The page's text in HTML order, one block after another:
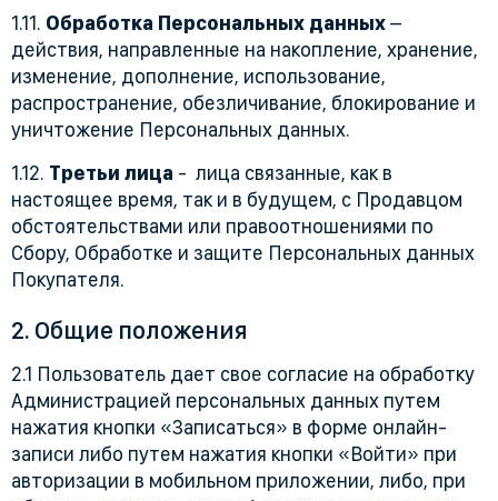
1.11. Обработка Персональных данных–
действия, направленные на накопление, хранение,
изменение, дополнение, использование,
распространение, обезличивание, блокирование и
уничтожение Персональных данных.
1.12. Третьи лица - лица связанные, как в
настоящее время, так и в будущем, с Продавцом
обстоятельствами или правоотношениями по
Сбору, Обработке и защите Персональных данных
Покупателя.
2. Общие положения
2.1 Пользователь дает свое согласие на обработку
Администрацией персональных данных путем
нажатия кнопки «Записаться» в форме онлайн-
записи либо путем нажатия кнопки «Войти» при
авторизации в мобильном приложении, либо, при